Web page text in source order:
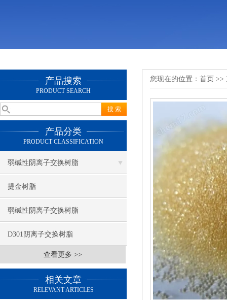
产品搜索
PRODUCT SEARCH
产品分类
PRODUCT CLASSIFICATION
弱碱性阴离子交换树脂
提金树脂
弱碱性阴离子交换树脂
D301阴离子交换树脂
查看更多 >>
相关文章
RELEVANT ARTICLES
您现在的位置： 首页 >>